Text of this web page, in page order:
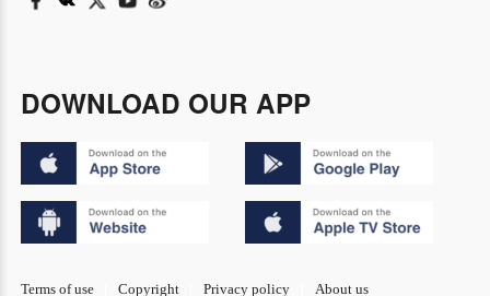
DOWNLOAD OUR APP
Terms of use Copyright Privacy policy About us